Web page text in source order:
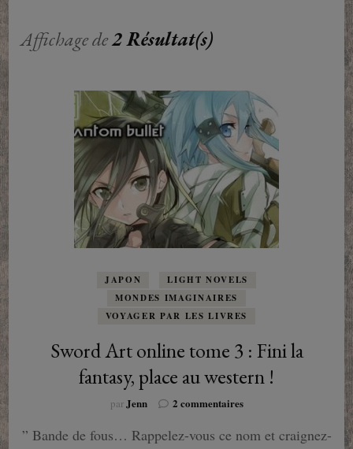
Affichage de2 Résultat(s)
JAPON
LIGHT NOVELS
MONDES IMAGINAIRES
VOYAGER PAR LES LIVRES
Sword Art online tome 3 : Fini la
fantasy, place au western !
parJenn 2 commentairessur
Art
” Bande de fous… Rappelez-vous ce nom et craignez-